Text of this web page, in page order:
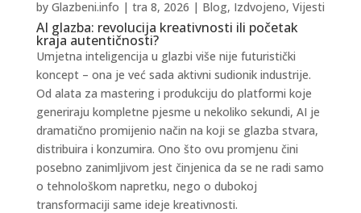
AI glazba: revolucija kreativnosti ili početak
kraja autentičnosti?
by Glazbeni.info | tra 8, 2026 | Blog, Izdvojeno, Vijesti
Umjetna inteligencija u glazbi više nije futuristički
koncept – ona je već sada aktivni sudionik industrije.
Od alata za mastering i produkciju do platformi koje
generiraju kompletne pjesme u nekoliko sekundi, AI je
dramatično promijenio način na koji se glazba stvara,
distribuira i konzumira. Ono što ovu promjenu čini
posebno zanimljivom jest činjenica da se ne radi samo
o tehnološkom napretku, nego o dubokoj
transformaciji same ideje kreativnosti.